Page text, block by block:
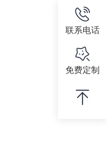
联系电话
免费定制